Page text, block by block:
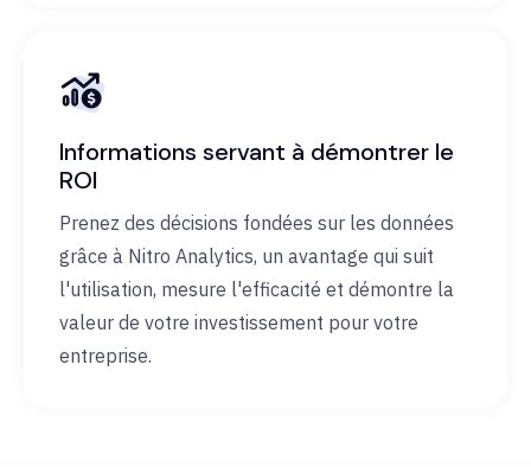
Informations servant à démontrer le
ROI
Prenez des décisions fondées sur les données
grâce à Nitro Analytics, un avantage qui suit
l'utilisation, mesure l'efficacité et démontre la
valeur de votre investissement pour votre
entreprise.